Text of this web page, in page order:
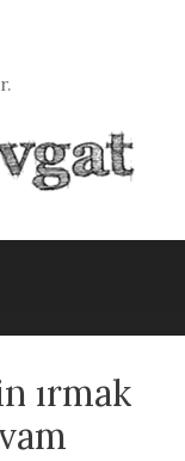
ırmak